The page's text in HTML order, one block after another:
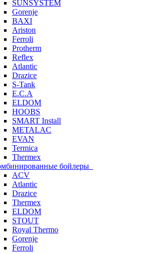
SUNSYSTEM
Gorenje
BAXI
Ariston
Ferroli
Protherm
Reflex
Atlantic
Drazice
S-Tank
E.C.A
ELDOM
HOOBS
SMART Install
METALAC
EVAN
Termica
Thermex
бойлеры
ACV
Atlantic
Drazice
Thermex
ELDOM
STOUT
Royal Thermo
Gorenje
Ferroli